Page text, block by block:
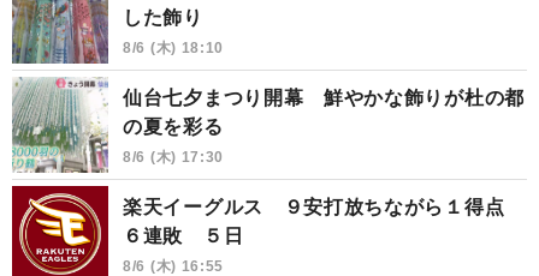
した飾り
8/6 (木) 18:10
仙台七夕まつり開幕 鮮やかな飾りが杜の都
の夏を彩る
8/6 (木) 17:30
楽天イーグルス ９安打放ちながら１得点
６連敗 ５日
8/6 (木) 16:55